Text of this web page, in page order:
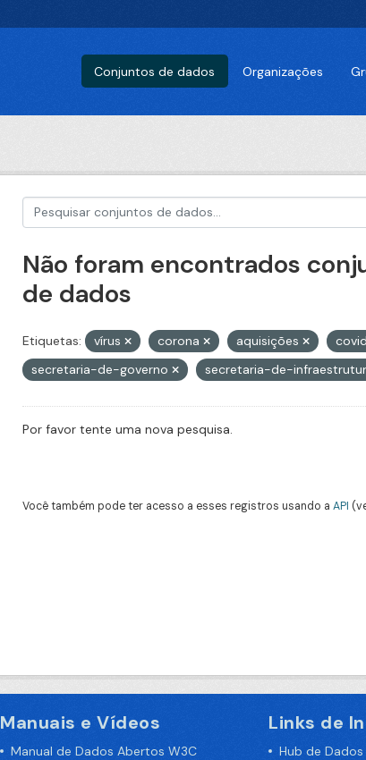
Conjuntos de dados Organizações
Não foram encontrados
de dados
Etiquetas: vírus corona aquisições
secretaria-de-governo
secretaria-de-
Por favor tente uma nova pesquisa.
Você também pode ter acesso a esses registros usando a API
Manuais e Vídeos
Manual de Dados Abertos W3C
Links de
Hub de Dados